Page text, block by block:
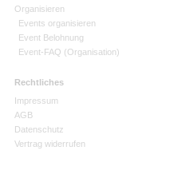
Organisieren
Events organisieren
Event Belohnung
Event-FAQ (Organisation)
Rechtliches
Impressum
AGB
Datenschutz
Vertrag widerrufen